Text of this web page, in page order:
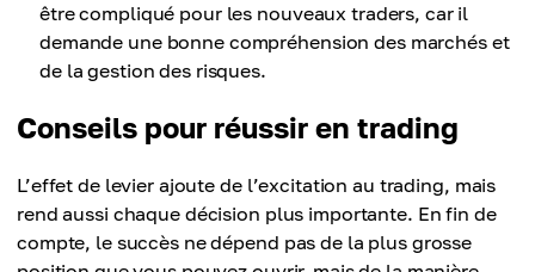
être compliqué pour les nouveaux traders, car il
demande une bonne compréhension des marchés et
de la gestion des risques.
Conseils pour réussir en trading
L’effet de levier ajoute de l’excitation au trading, mais
rend aussi chaque décision plus importante. En fin de
compte, le succès ne dépend pas de la plus grosse